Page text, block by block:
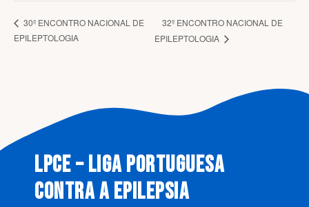
30º ENCONTRO NACIONAL DE
EPILEPTOLOGIA
32º ENCONTRO NACIONAL DE
EPILEPTOLOGIA
LPCE – LIGA PORTUGUESA
CONTRA A EPILEPSIA